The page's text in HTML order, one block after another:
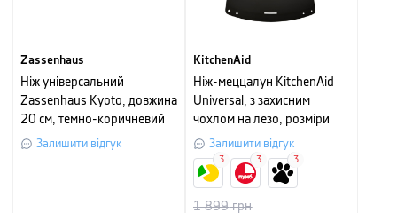
Zassenhaus
Ніж універсальний
Zassenhaus Kyoto, довжина
20 см, темно-коричневий
Залишити відгук
KitchenAid
Ніж-меццалун KitchenAid
Universal, з захисним
чохлом на лезо, розміри
15,2x2,4x11,6 см
Залишити відгук
1 899грн
3 3 3